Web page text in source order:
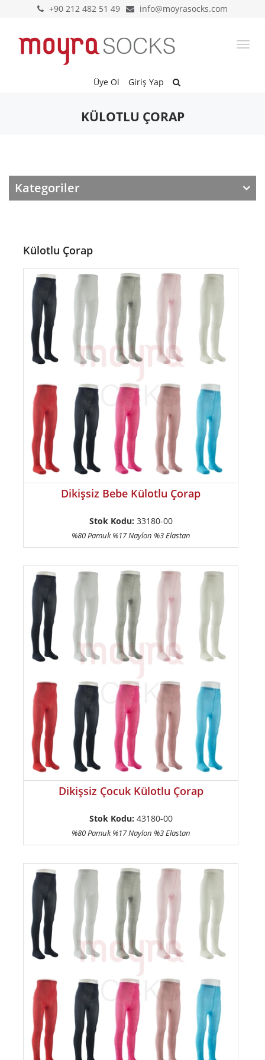
+90 212 482 51 49 info@moyrasocks.com
Üye Ol Giriş Yap
KÜLOTLU ÇORAP
Kategoriler
Külotlu Çorap
Dikişsiz Bebe Külotlu Çorap
Stok Kodu: 33180-00
%80 Pamuk %17 Naylon %3 Elastan
Dikişsiz Çocuk Külotlu Çorap
Stok Kodu: 43180-00
%80 Pamuk %17 Naylon %3 Elastan